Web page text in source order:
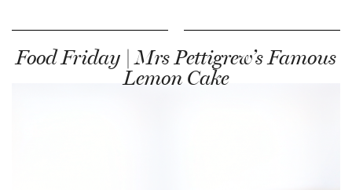
Food Friday | Mrs Pettigrew’s Famous
Lemon Cake